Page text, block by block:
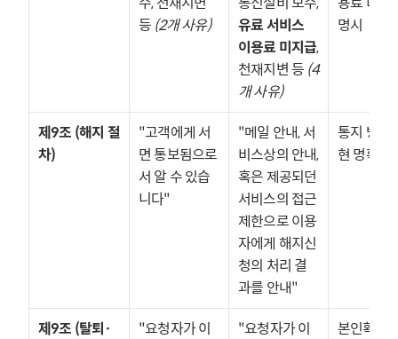
등 (2개 사유)
유료 서비스
이용료 미지급,
천재지변 등 (4
개 사유)
명시
제9조 (해지 절
차)
"고객에게 서
면 통보됨으로
서 알 수 있습
니다"
"메일 안내, 서
비스상의 안내,
혹은 제공되던
서비스의 접근
제한으로 이용
자에게 해지신
청의 처리 결
과를 안내"
통지 방식
현 명확화
제9조 (탈퇴·
"요청자가 이
"요청자가 이
본인확인